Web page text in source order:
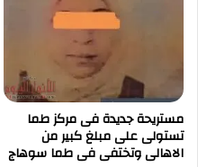
مستريحة جديدة فى مركز طما
تستولى على مبلغ كبير من
الاهالى وتختفى فى طما سوهاج